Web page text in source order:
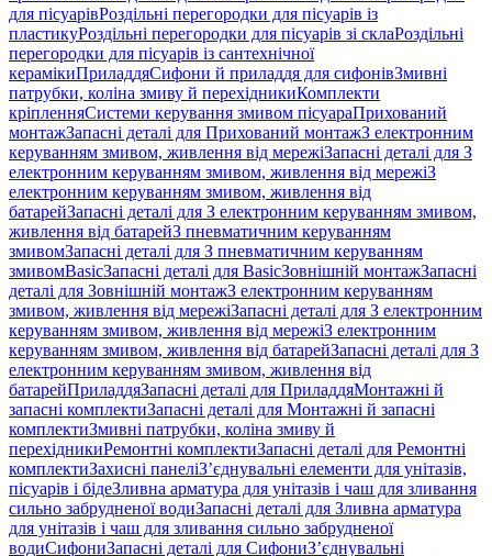
для пісуарівРоздільні перегородки для пісуарів із
пластикуРоздільні перегородки для пісуарів зі склаРоздільні
перегородки для пісуарів із сантехнічної
керамікиПриладдяСифони й приладдя для сифонівЗмивні
патрубки, коліна змиву й перехідникиКомплекти
кріпленняСистеми керування змивом пісуараПрихований
монтажЗапасні деталі для Прихований монтажЗ електронним
керуванням змивом, живлення від мережіЗапасні деталі для З
електронним керуванням змивом, живлення від мережіЗ
електронним керуванням змивом, живлення від
батарейЗапасні деталі для З електронним керуванням змивом,
живлення від батарейЗ пневматичним керуванням
змивомЗапасні деталі для З пневматичним керуванням
змивомBasicЗапасні деталі для BasicЗовнішній монтажЗапасні
деталі для Зовнішній монтажЗ електронним керуванням
змивом, живлення від мережіЗапасні деталі для З електронним
керуванням змивом, живлення від мережіЗ електронним
керуванням змивом, живлення від батарейЗапасні деталі для З
електронним керуванням змивом, живлення від
батарейПриладдяЗапасні деталі для ПриладдяМонтажні й
запасні комплектиЗапасні деталі для Монтажні й запасні
комплектиЗмивні патрубки, коліна змиву й
перехідникиРемонтні комплектиЗапасні деталі для Ремонтні
комплектиЗахисні панеліЗ’єднувальні елементи для унітазів,
пісуарів і бідеЗливна арматура для унітазів і чаш для зливання
сильно забрудненої водиЗапасні деталі для Зливна арматура
для унітазів і чаш для зливання сильно забрудненої
водиСифониЗапасні деталі для СифониЗ’єднувальні